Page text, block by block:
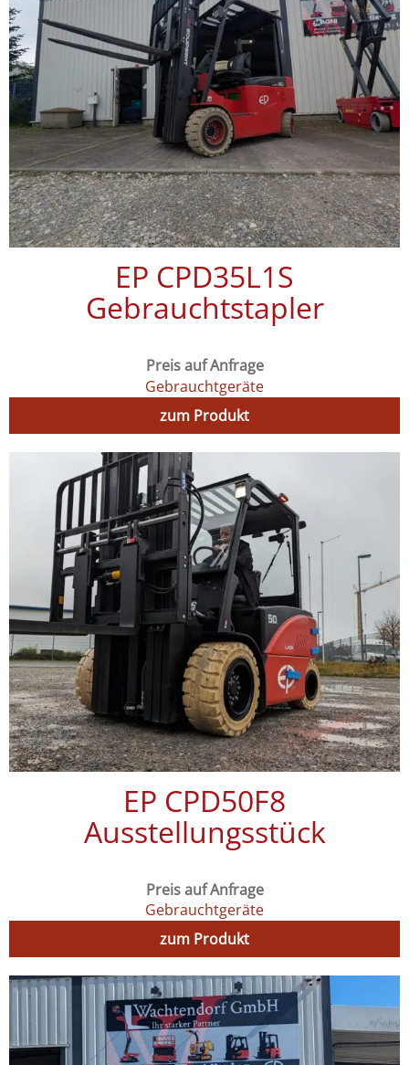
EP CPD35L1S
Gebrauchtstapler
Preis auf Anfrage
Gebrauchtgeräte
zum Produkt
EP CPD50F8
Ausstellungsstück
Preis auf Anfrage
Gebrauchtgeräte
zum Produkt